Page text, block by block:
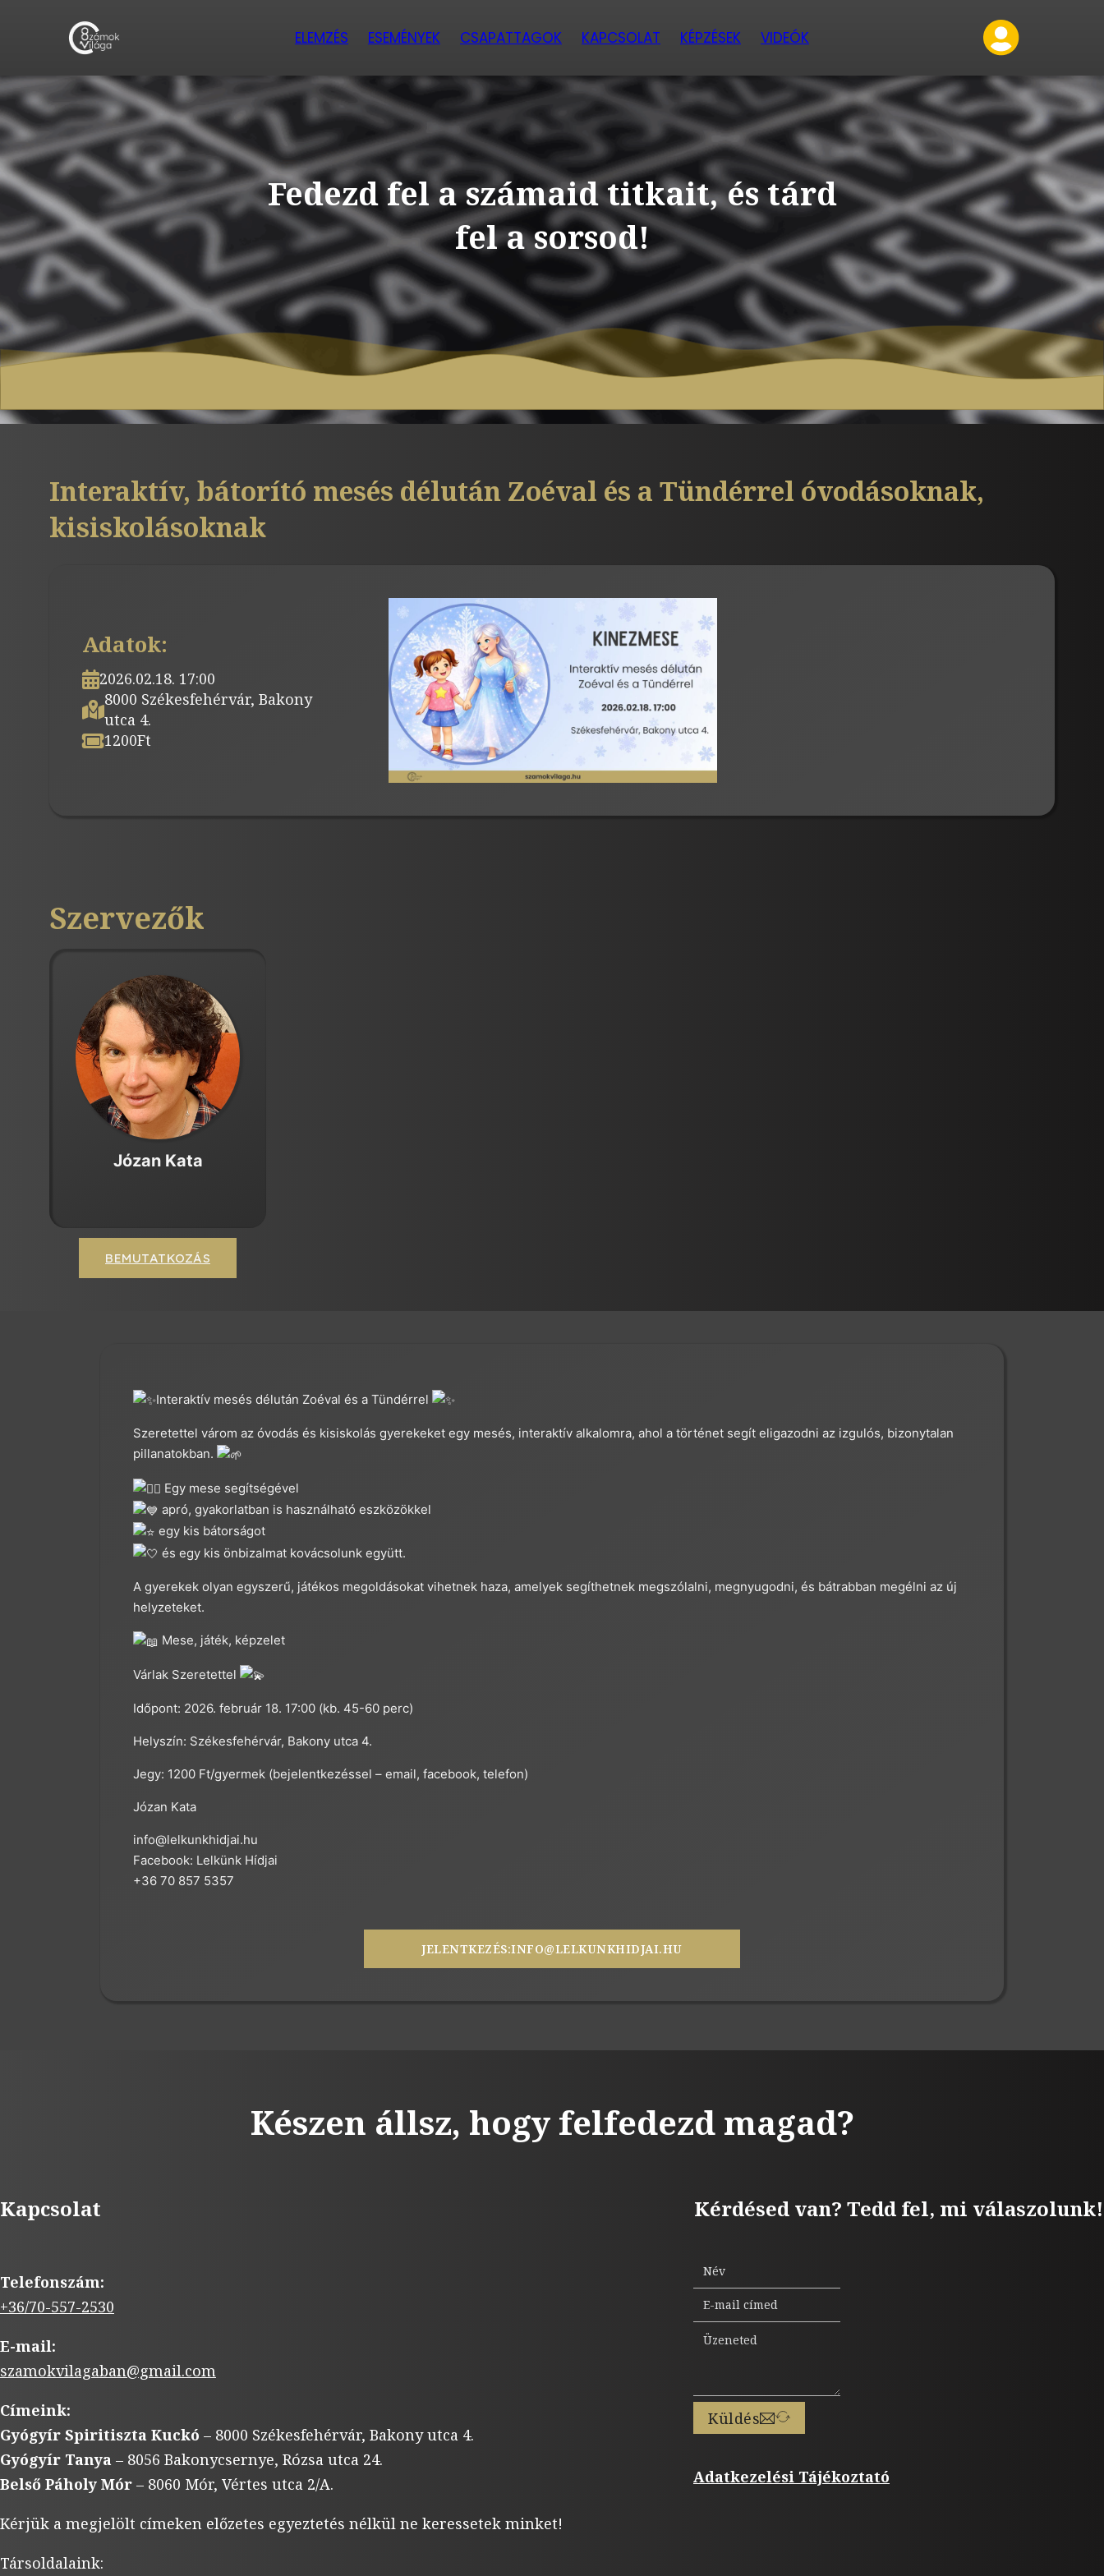
ELEMZÉS ESEMÉNYEK CSAPATTAGOK KAPCSOLAT KÉPZÉSEK VIDEÓK
Fedezd fel a számaid titkait, és tárd
fel a sorsod!
Interaktív, bátorító mesés délután Zoéval és a Tündérrel óvodásoknak,
kisiskolásoknak
Adatok:
2026.02.18. 17:00
8000 Székesfehérvár, Bakony
utca 4.
1200Ft
Szervezők
Józan Kata
BEMUTATKOZÁS
Interaktív mesés délután Zoéval és a Tündérrel
Szeretettel várom az óvodás és kisiskolás gyerekeket egy mesés, interaktív alkalomra, ahol a történet segít eligazodni az izgulós, bizonytalan
pillanatokban.
Egy mese segítségével
apró, gyakorlatban is használható eszközökkel
egy kis bátorságot
és egy kis önbizalmat kovácsolunk együtt.
A gyerekek olyan egyszerű, játékos megoldásokat vihetnek haza, amelyek segíthetnek megszólalni, megnyugodni, és bátrabban megélni az új
helyzeteket.
Mese, játék, képzelet
Várlak Szeretettel
Időpont: 2026. február 18. 17:00 (kb. 45-60 perc)
Helyszín: Székesfehérvár, Bakony utca 4.
Jegy: 1200 Ft/gyermek (bejelentkezéssel – email, facebook, telefon)
Józan Kata
info@lelkunkhidjai.hu
Facebook: Lelkünk Hídjai
+36 70 857 5357
JELENTKEZÉS:INFO@LELKUNKHIDJAI.HU
Készen állsz, hogy felfedezd magad?
Kapcsolat
Telefonszám:
+36/70-557-2530
E-mail:
szamokvilagaban@gmail.com
Címeink:
Gyógyír Spiritiszta Kuckó – 8000 Székesfehérvár, Bakony utca 4.
Gyógyír Tanya – 8056 Bakonycsernye, Rózsa utca 24.
Belső Páholy Mór – 8060 Mór, Vértes utca 2/A.
Kérjük a megjelölt címeken előzetes egyeztetés nélkül ne keressetek minket!
Társoldalaink:
Kérdésed van? Tedd fel, mi válaszolunk!
Küldés
Adatkezelési Tájékoztató